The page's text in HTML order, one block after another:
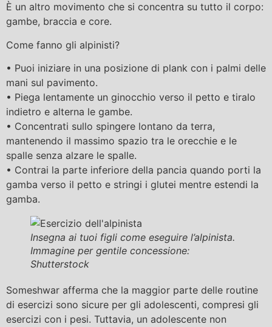
È un altro movimento che si concentra su tutto il corpo:
gambe, braccia e core.
Come fanno gli alpinisti?
• Puoi iniziare in una posizione di plank con i palmi delle
mani sul pavimento.
• Piega lentamente un ginocchio verso il petto e tiralo
indietro e alterna le gambe.
• Concentrati sullo spingere lontano da terra,
mantenendo il massimo spazio tra le orecchie e le
spalle senza alzare le spalle.
• Contrai la parte inferiore della pancia quando porti la
gamba verso il petto e stringi i glutei mentre estendi la
gamba.
Insegna ai tuoi figli come eseguire l’alpinista.
Immagine per gentile concessione:
Shutterstock
Someshwar afferma che la maggior parte delle routine
di esercizi sono sicure per gli adolescenti, compresi gli
esercizi con i pesi. Tuttavia, un adolescente non